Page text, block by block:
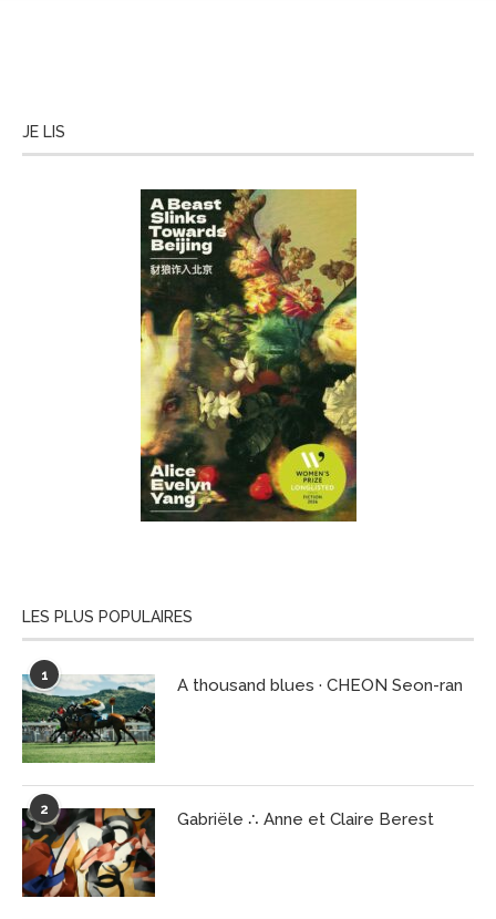
JE LIS
LES PLUS POPULAIRES
1 A thousand blues · CHEON Seon-ran
2 Gabriële ∴ Anne et Claire Berest